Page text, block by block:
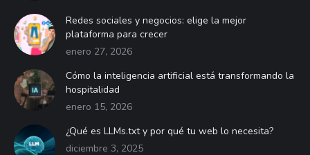
Redes sociales y negocios: elige la mejor
plataforma para crecer
enero 27, 2026
Cómo la inteligencia artificial está transformando la
hospitalidad
enero 15, 2026
¿Qué es LLMs.txt y por qué tu web lo necesita?
diciembre 3, 2025